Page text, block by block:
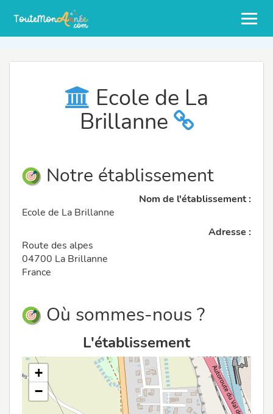
Ecole de La
Brillanne
Notre établissement
Nom de l'établissement :
Ecole de La Brillanne
Adresse :
Route des alpes
04700 La Brillanne
France
Où sommes-nous ?
L'établissement
+
−